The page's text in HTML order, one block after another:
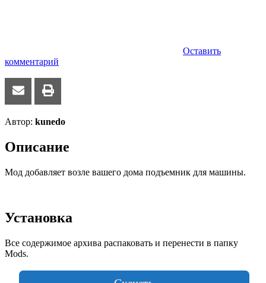
Оставить
комментарий
Автор: kunedo
Описание
Мод добавляет возле вашего дома подъемник для машины.
Установка
Все содержимое архива распаковать и перенести в папку
Mods.